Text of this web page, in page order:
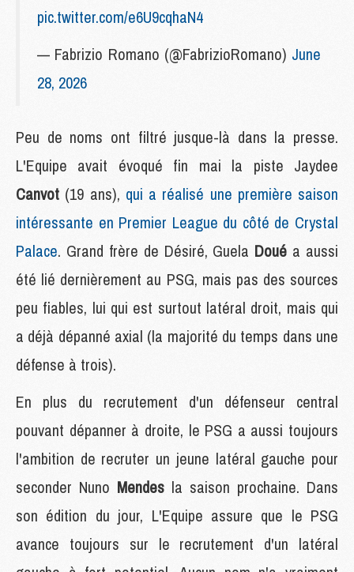
pic.twitter.com/e6U9cqhaN4
— Fabrizio Romano (@FabrizioRomano) June
28, 2026
Peu de noms ont filtré jusque-là dans la presse.
L'Equipe avait évoqué fin mai la piste Jaydee
Canvot (19 ans), qui a réalisé une première saison
intéressante en Premier League du côté de Crystal
Palace. Grand frère de Désiré, Guela Doué a aussi
été lié dernièrement au PSG, mais pas des sources
peu fiables, lui qui est surtout latéral droit, mais qui
a déjà dépanné axial (la majorité du temps dans une
défense à trois).
En plus du recrutement d'un défenseur central
pouvant dépanner à droite, le PSG a aussi toujours
l'ambition de recruter un jeune latéral gauche pour
seconder Nuno Mendes la saison prochaine. Dans
son édition du jour, L'Equipe assure que le PSG
avance toujours sur le recrutement d'un latéral